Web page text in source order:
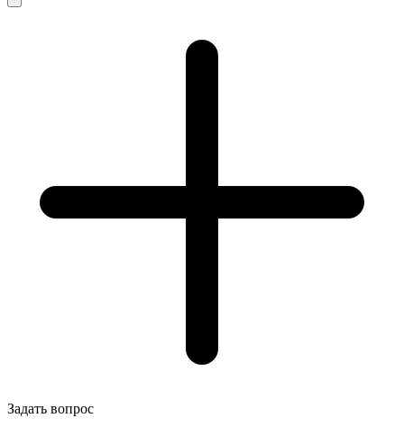
Задать вопрос